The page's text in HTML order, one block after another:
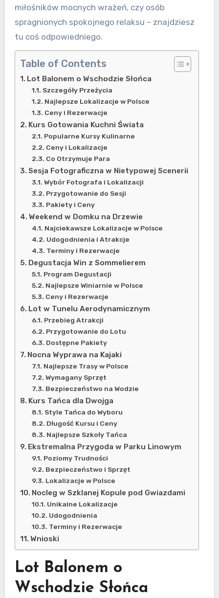
miłośników mocnych wrażeń, czy osób
spragnionych spokojnego relaksu – znajdziesz
tu coś odpowiedniego.
Table of Contents
Lot Balonem o Wschodzie Słońca
Szczegóły Przeżycia
Najlepsze Lokalizacje w Polsce
Ceny i Rezerwacje
Kurs Gotowania Kuchni Świata
Popularne Kursy Kulinarne
Ceny i Lokalizacje
Co Otrzymuje Para
Sesja Fotograficzna w Nietypowej Scenerii
Wybór Fotografa i Lokalizacji
Przygotowanie do Sesji
Pakiety i Ceny
Weekend w Domku na Drzewie
Najciekawsze Lokalizacje w Polsce
Udogodnienia i Atrakcje
Terminy i Rezerwacje
Degustacja Win z Sommelierem
Program Degustacji
Najlepsze Winiarnie w Polsce
Ceny i Rezerwacje
Lot w Tunelu Aerodynamicznym
Przebieg Atrakcji
Przygotowanie do Lotu
Dostępne Pakiety
Nocna Wyprawa na Kajaki
Najlepsze Trasy w Polsce
Wymagany Sprzęt
Bezpieczeństwo na Wodzie
Kurs Tańca dla Dwojga
Style Tańca do Wyboru
Długość Kursu i Ceny
Najlepsze Szkoły Tańca
Ekstremalna Przygoda w Parku Linowym
Poziomy Trudności
Bezpieczeństwo i Sprzęt
Lokalizacje w Polsce
Nocleg w Szklanej Kopule pod Gwiazdami
Unikalne Lokalizacje
Udogodnienia
Terminy i Rezerwacje
Wnioski
Lot Balonem o
Wschodzie Słońca